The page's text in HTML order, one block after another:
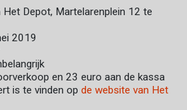
Depot, Martelarenplein 12 te
2019
en 23 euro aan de kassa
is te vinden op de website van Het